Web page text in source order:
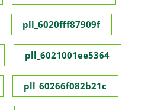
pll_6020fff87909f
pll_6021001ee5364
pll_60266f082b21c